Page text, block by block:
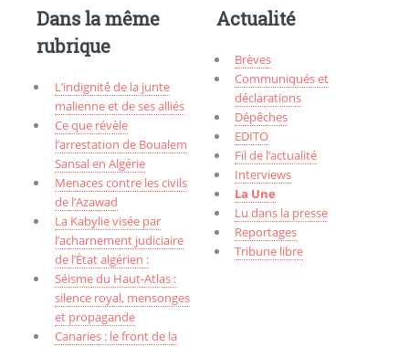
Dans la même
rubrique
L’indignité́ de la junte
malienne et de ses alliés
Ce que révèle
l’arrestation de Boualem
Sansal en Algérie
Menaces contre les civils
de l’Azawad
La Kabylie visée par
l’acharnement judiciaire
de l’État algérien :
Séisme du Haut-Atlas :
silence royal, mensonges
et propagande
Canaries : le front de la
Actualité
Brèves
Communiqués et
déclarations
Dépêches
EDITO
Fil de l’actualité
Interviews
La Une
Lu dans la presse
Reportages
Tribune libre